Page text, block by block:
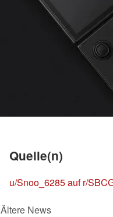
Quelle(n)
u/Snoo_6285 auf r/
Ältere News